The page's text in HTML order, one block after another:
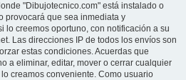
"Dibujotecnico.com" está instalado o
provocará que sea inmediata y
lo creemos oportuno, con notificación a su
Las direcciones IP de todos los envíos son
estas condiciones. Acuerdas que
a eliminar, editar, mover o cerrar cualquier
creamos conveniente. Como usuario